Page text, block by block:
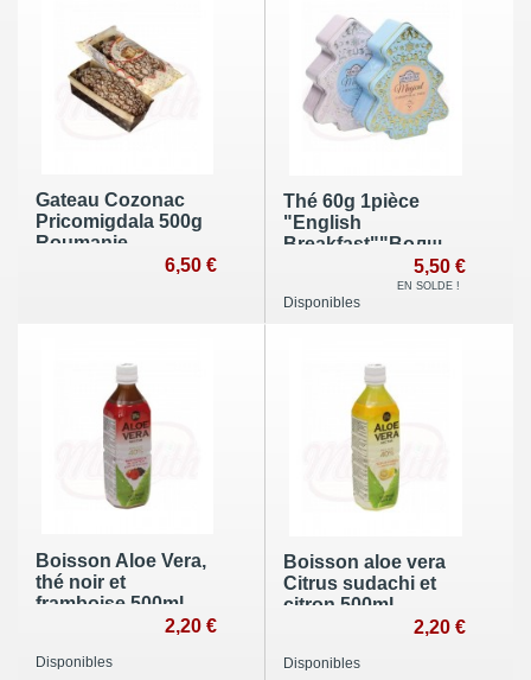
Gateau Cozonac
Pricomigdala 500g
Roumanie
6,50 €
Thé 60g 1pièce
"English
Breakfast""Волшебная
рождественская5,50 €
EN SOLDE !
Disponibles
Boisson Aloe Vera,
thé noir et
framboise 500ml
2,20 €
Disponibles
Boisson aloe vera
Citrus sudachi et
citron 500ml
2,20 €
Disponibles